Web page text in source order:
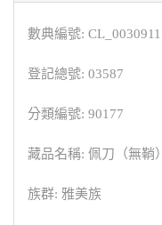
數典編號: CL_0030911
登記總號: 03587
分類編號: 90177
藏品名稱: 佩刀（無鞘）
族群: 雅美族